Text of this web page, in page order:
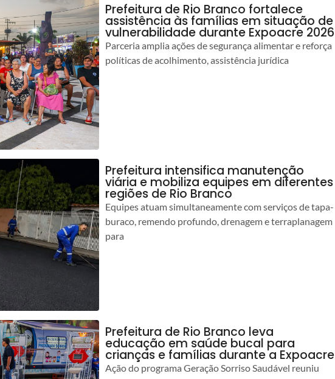
Prefeitura de Rio Branco fortalece
assistência às famílias em situação de
vulnerabilidade durante Expoacre 2026
Parceria amplia ações de segurança alimentar e reforça
políticas de acolhimento, assistência jurídica
Prefeitura intensifica manutenção
viária e mobiliza equipes em diferentes
regiões de Rio Branco
Equipes atuam simultaneamente com serviços de tapa-
buraco, remendo profundo, drenagem e terraplanagem
para
Prefeitura de Rio Branco leva
educação em saúde bucal para
crianças e famílias durante a Expoacre
Ação do programa Geração Sorriso Saudável reuniu